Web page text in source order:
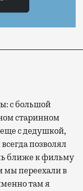
с большой
старинном
с дедушкой,
позволял
ближе к фильму
мы переехали в
там я